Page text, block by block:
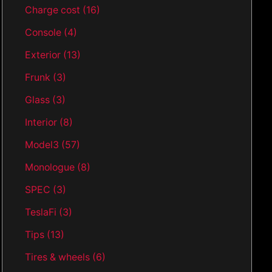
Charge cost (16)
Console (4)
Exterior (13)
Frunk (3)
Glass (3)
Interior (8)
Model3 (57)
Monologue (8)
SPEC (3)
TeslaFi (3)
Tips (13)
Tires & wheels (6)